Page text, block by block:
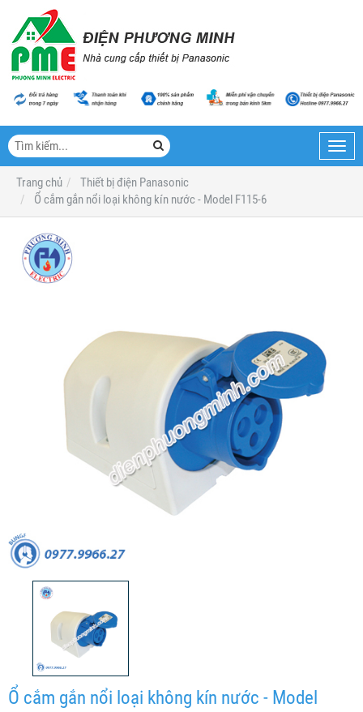
Trang chủ
Thiết bị điện Panasonic
Ổ cắm gắn nổi loại không kín nước - Model F115-6
Ổ cắm gắn nổi loại không kín nước - Model